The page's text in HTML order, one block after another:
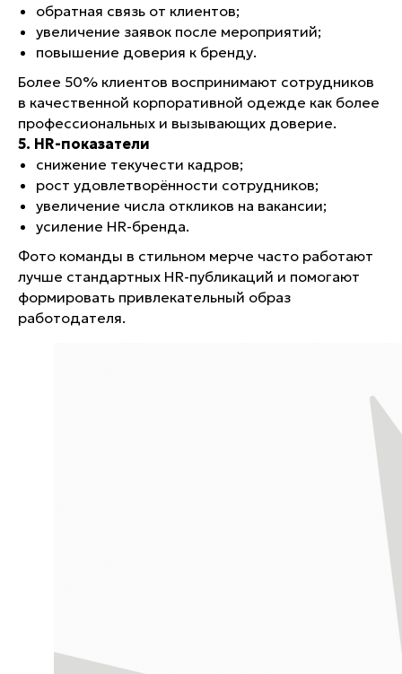
обратная связь от клиентов;
увеличение заявок после мероприятий;
повышение доверия к бренду.
Более 50% клиентов воспринимают сотрудников
в качественной корпоративной одежде как более
профессиональных и вызывающих доверие.
5. HR-показатели
снижение текучести кадров;
рост удовлетворённости сотрудников;
увеличение числа откликов на вакансии;
усиление HR-бренда.
Фото команды в стильном мерче часто работают
лучше стандартных HR-публикаций и помогают
формировать привлекательный образ
работодателя.